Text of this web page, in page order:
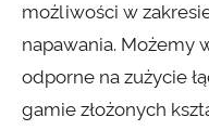
możliwości w
napawania. Możemy
odporne na zużycie
gamie złożonych